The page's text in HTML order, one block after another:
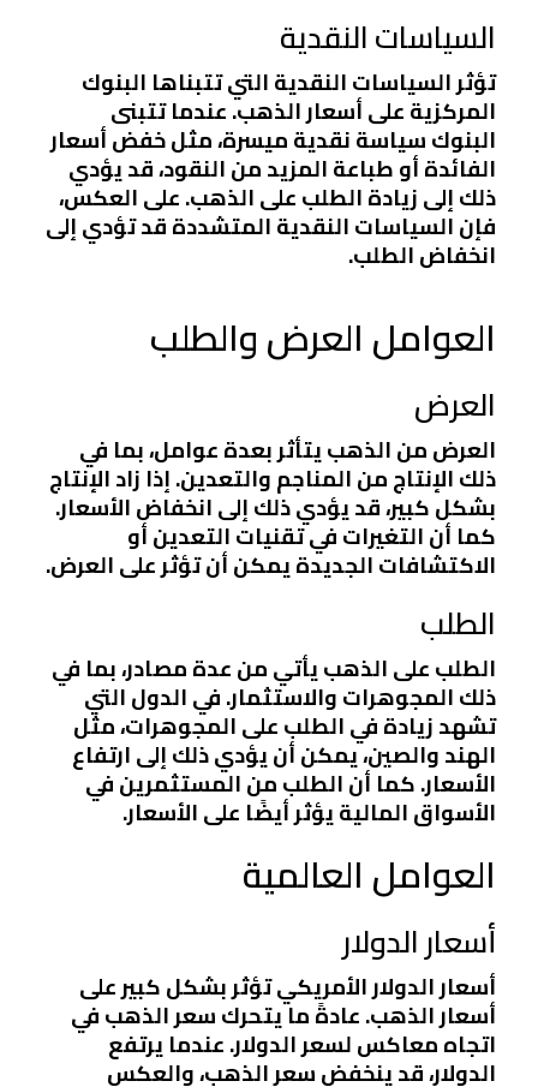
السياسات النقدية
تؤثر السياسات النقدية التي تتبناها البنوك
المركزية على أسعار الذهب. عندما تتبنى
البنوك سياسة نقدية ميسرة، مثل خفض أسعار
الفائدة أو طباعة المزيد من النقود، قد يؤدي
ذلك إلى زيادة الطلب على الذهب. على العكس،
فإن السياسات النقدية المتشددة قد تؤدي إلى
انخفاض الطلب.
العوامل العرض والطلب
العرض
العرض من الذهب يتأثر بعدة عوامل، بما في
ذلك الإنتاج من المناجم والتعدين. إذا زاد الإنتاج
بشكل كبير، قد يؤدي ذلك إلى انخفاض الأسعار.
كما أن التغيرات في تقنيات التعدين أو
الاكتشافات الجديدة يمكن أن تؤثر على العرض.
الطلب
الطلب على الذهب يأتي من عدة مصادر، بما في
ذلك المجوهرات والاستثمار. في الدول التي
تشهد زيادة في الطلب على المجوهرات، مثل
الهند والصين، يمكن أن يؤدي ذلك إلى ارتفاع
الأسعار. كما أن الطلب من المستثمرين في
الأسواق المالية يؤثر أيضًا على الأسعار.
العوامل العالمية
أسعار الدولار
أسعار الدولار الأمريكي تؤثر بشكل كبير على
أسعار الذهب. عادةً ما يتحرك سعر الذهب في
اتجاه معاكس لسعر الدولار. عندما يرتفع
الدولار، قد ينخفض سعر الذهب، والعكس